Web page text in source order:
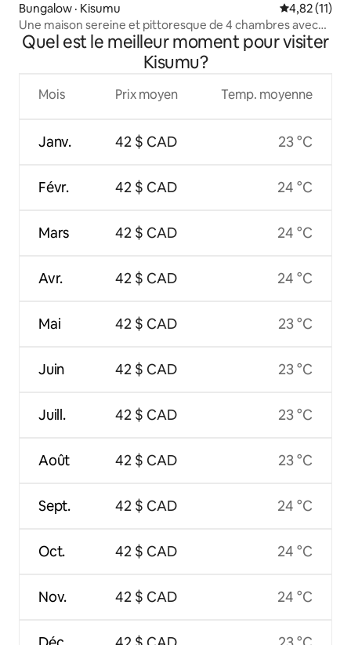
Bungalow · Kisumu Note
4,82 (11)
Une maison sereine et pittoresque de 4 chambres avec
pelouse
Quel est le meilleur moment pour visiter
Kisumu?
Mois
Janv.
Févr.
Mars
Avr.
Mai
Juin
Juill.
Août
Sept.
Oct.
Nov.
Prix moyen
42 $ CAD
42 $ CAD
42 $ CAD
42 $ CAD
42 $ CAD
42 $ CAD
42 $ CAD
42 $ CAD
42 $ CAD
42 $ CAD
42 $ CAD
Temp. moyenne
23 °C
24 °C
24 °C
24 °C
23 °C
23 °C
23 °C
23 °C
24 °C
24 °C
24 °C